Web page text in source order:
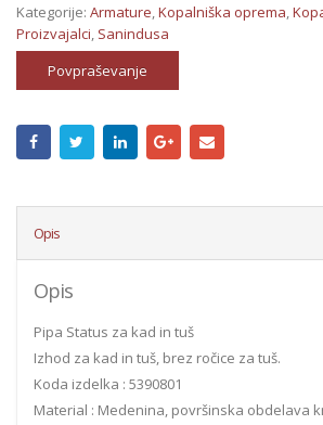
Kategorije: Armature,Kopalniška oprema,
Proizvajalci, Sanindusa
Povpraševanje
Opis
Opis
Pipa Status za kad in tuš
Izhod za kad in tuš, brez ročice za tuš.
Koda izdelka : 5390801
Material : Medenina, površinska obdelava